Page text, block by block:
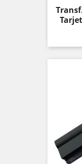
Precio